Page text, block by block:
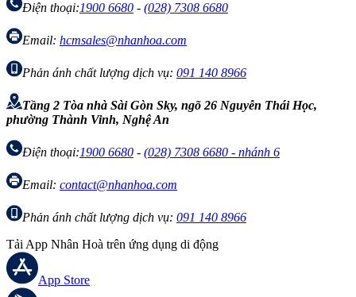
Điện thoại:1900 6680 - (028) 7308 6680
Email: hcmsales@nhanhoa.com
Phản ánh chất lượng dịch vụ: 091 140 8966
Tầng 2 Tòa nhà Sài Gòn Sky, ngõ 26 Nguyễn Thái Học,
phường Thành Vinh, Nghệ An
Điện thoại:1900 6680 - (028) 7308 6680 - nhánh 6
Email: contact@nhanhoa.com
Phản ánh chất lượng dịch vụ: 091 140 8966
Tải App Nhân Hoà trên ứng dụng di động
App Store